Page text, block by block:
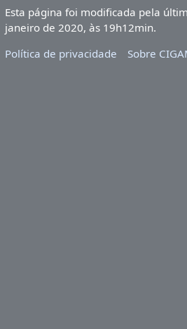
Esta página foi modificada pela
janeiro de 2020, às 19h12min.
Política de privacidade
Sobre